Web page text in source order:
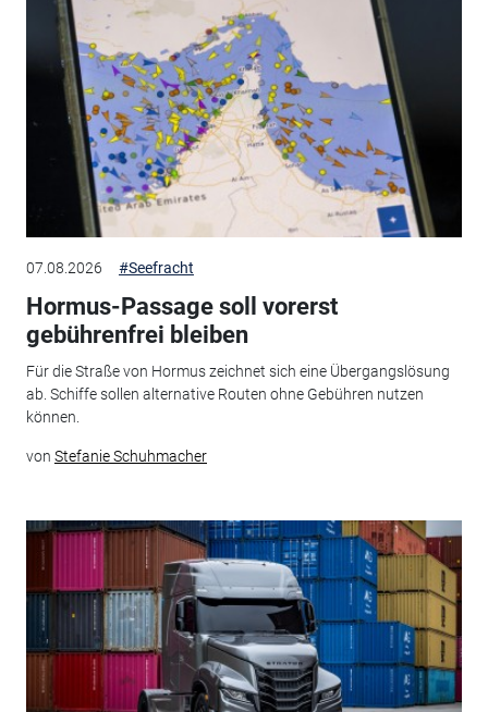
07.08.2026 #Seefracht
Hormus-Passage soll vorerst
gebührenfrei bleiben
Für die Straße von Hormus zeichnet sich eine Übergangslösung
ab. Schiffe sollen alternative Routen ohne Gebühren nutzen
können.
von Stefanie Schuhmacher